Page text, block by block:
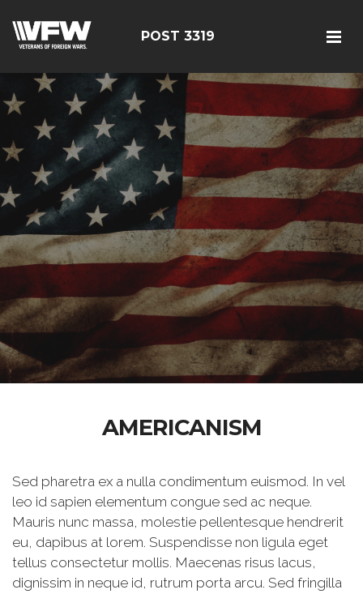
POST 3319
AMERICANISM
Sed pharetra ex a nulla condimentum euismod. In vel
leo id sapien elementum congue sed ac neque.
Mauris nunc massa, molestie pellentesque hendrerit
eu, dapibus at lorem. Suspendisse non ligula eget
tellus consectetur mollis. Maecenas risus lacus,
dignissim in neque id, rutrum porta arcu. Sed fringilla